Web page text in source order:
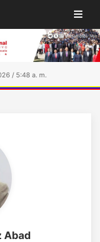
/ 5:48 a. m.
Abad